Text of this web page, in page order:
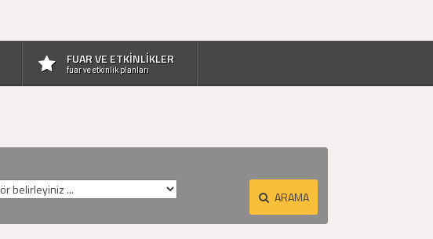
FUAR VE ETKİNLİKLER
fuar ve etkinlik planları
ARAMA